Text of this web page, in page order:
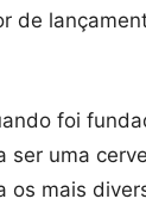
de
foi
ser uma
os mais